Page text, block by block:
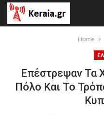
Home
Επέστρεψαν Τα
Πόλο Και Το